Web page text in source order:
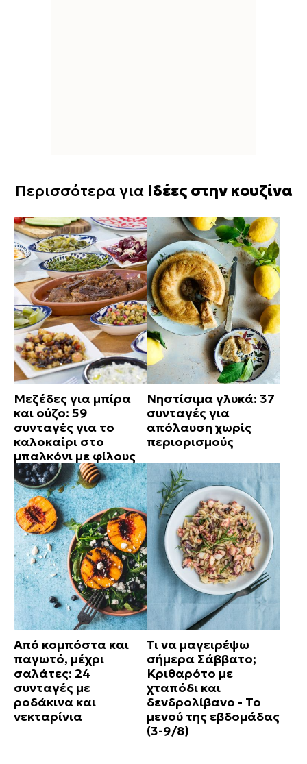
Περισσότερα για Ιδέες στην κουζίνα
Μεζέδες για μπίρα
και ούζο: 59
συνταγές για το
καλοκαίρι στο
μπαλκόνι με φίλους
Νηστίσιμα γλυκά: 37
συνταγές για
απόλαυση χωρίς
περιορισμούς
Από κομπόστα και
παγωτό, μέχρι
σαλάτες: 24
συνταγές με
ροδάκινα και
νεκταρίνια
Τι να μαγειρέψω
σήμερα Σάββατο;
Κριθαρότο με
χταπόδι και
δενδρολίβανο - Το
μενού της εβδομάδας
(3-9/8)